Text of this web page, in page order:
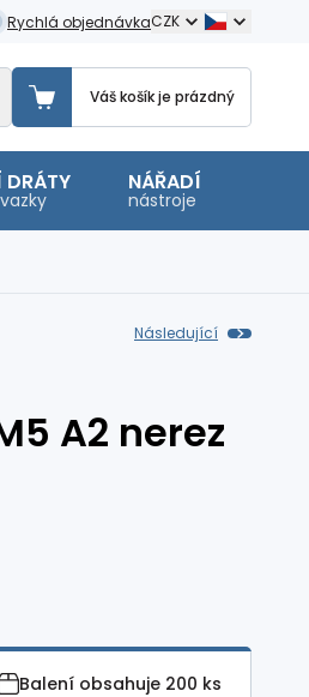
Rychlá objednávkaCZK
Váš košík je prázdný
NÁŘADÍ
nástroje
Následující
A2 nerez
Balení obsahuje 200 ks